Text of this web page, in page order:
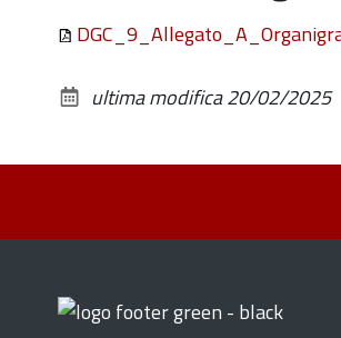
ultima modifica20/02/2025